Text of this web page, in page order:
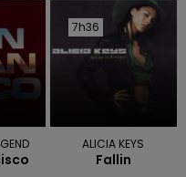
7h36
7h36
ALICIA KEYS
Fallin